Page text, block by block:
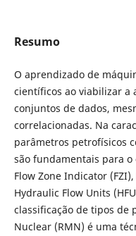
Resumo
O aprendizado de
científicos ao viabilizar a
conjuntos de dados,
correlacionadas. Na
parâmetros petrofísicos
são fundamentais para
Flow Zone Indicator
Hydraulic Flow Units
classificação de tipos de
Nuclear (RMN) é uma